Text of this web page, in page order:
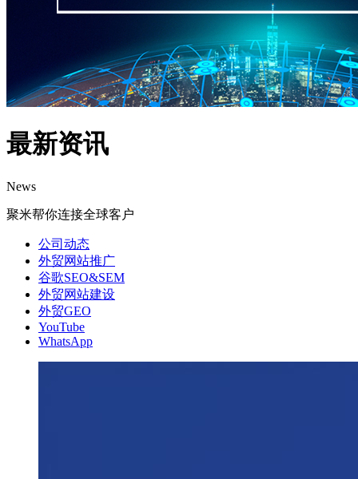
最新资讯
News
聚米帮你连接全球客户
公司动态
外贸网站推广
谷歌SEO&SEM
外贸网站建设
外贸GEO
YouTube
WhatsApp